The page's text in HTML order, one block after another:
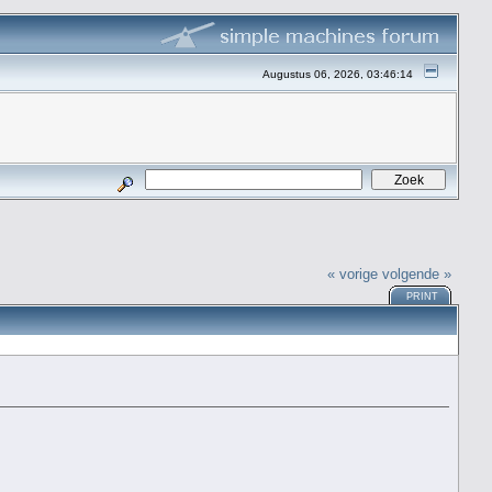
Augustus 06, 2026, 03:46:14
« vorige volgende »
PRINT